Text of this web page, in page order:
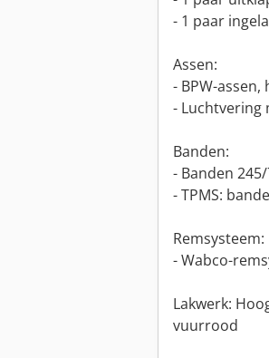
- 1 paar
Assen:
- BPW-
- Luchtvering
Banden:
- Banden 245/
- TPMS:
Remsysteem:
- Wabco-
Lakwerk:
vuurrood